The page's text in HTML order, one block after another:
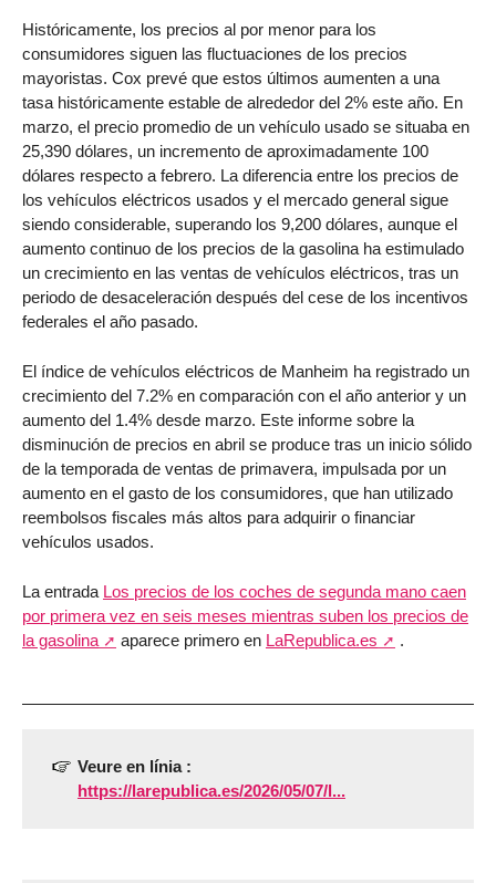
Históricamente, los precios al por menor para los
consumidores siguen las fluctuaciones de los precios
mayoristas. Cox prevé que estos últimos aumenten a una
tasa históricamente estable de alrededor del 2% este año. En
marzo, el precio promedio de un vehículo usado se situaba en
25,390 dólares, un incremento de aproximadamente 100
dólares respecto a febrero. La diferencia entre los precios de
los vehículos eléctricos usados y el mercado general sigue
siendo considerable, superando los 9,200 dólares, aunque el
aumento continuo de los precios de la gasolina ha estimulado
un crecimiento en las ventas de vehículos eléctricos, tras un
periodo de desaceleración después del cese de los incentivos
federales el año pasado.
El índice de vehículos eléctricos de Manheim ha registrado un
crecimiento del 7.2% en comparación con el año anterior y un
aumento del 1.4% desde marzo. Este informe sobre la
disminución de precios en abril se produce tras un inicio sólido
de la temporada de ventas de primavera, impulsada por un
aumento en el gasto de los consumidores, que han utilizado
reembolsos fiscales más altos para adquirir o financiar
vehículos usados.
La entrada Los precios de los coches de segunda mano caen
por primera vez en seis meses mientras suben los precios de
la gasolina
aparece primero en LaRepublica.es .
Veure en línia :
https://larepublica.es/2026/05/07/l...